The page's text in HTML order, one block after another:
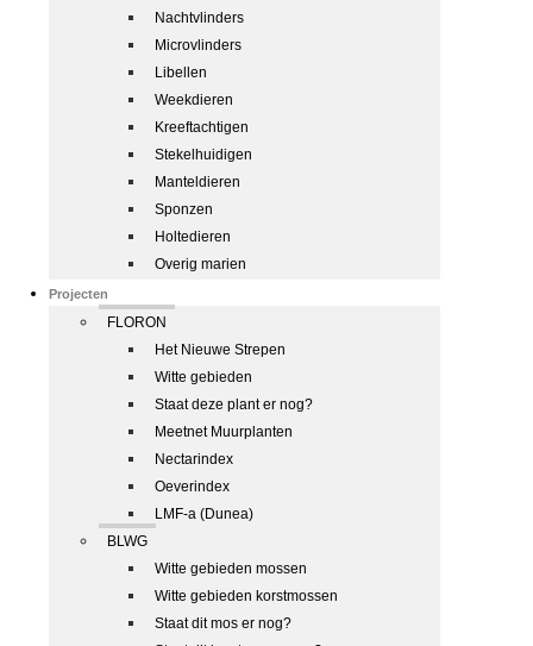
Nachtvlinders
Microvlinders
Libellen
Weekdieren
Kreeftachtigen
Stekelhuidigen
Manteldieren
Sponzen
Holtedieren
Overig marien
Projecten
FLORON
Het Nieuwe Strepen
Witte gebieden
Staat deze plant er nog?
Meetnet Muurplanten
Nectarindex
Oeverindex
LMF-a (Dunea)
BLWG
Witte gebieden mossen
Witte gebieden korstmossen
Staat dit mos er nog?